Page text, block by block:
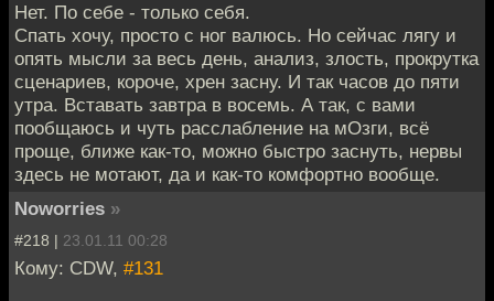
Нет. По себе - только себя.
Спать хочу, просто с ног валюсь. Но сейчас лягу и
опять мысли за весь день, анализ, злость, прокрутка
сценариев, короче, хрен засну. И так часов до пяти
утра. Вставать завтра в восемь. А так, с вами
пообщаюсь и чуть расслабление на мОзги, всё
проще, ближе как-то, можно быстро заснуть, нервы
здесь не мотают, да и как-то комфортно вообще.
Noworries »
#218 | 23.01.11 00:28
Кому: CDW, #131